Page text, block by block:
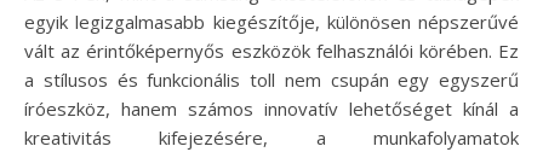
egyik legizgalmasabb kiegészítője, különösen népszerűvé
vált az érintőképernyős eszközök felhasználói körében. Ez
a stílusos és funkcionális toll nem csupán egy egyszerű
íróeszköz, hanem számos innovatív lehetőséget kínál a
kreativitás kifejezésére, a munkafolyamatok